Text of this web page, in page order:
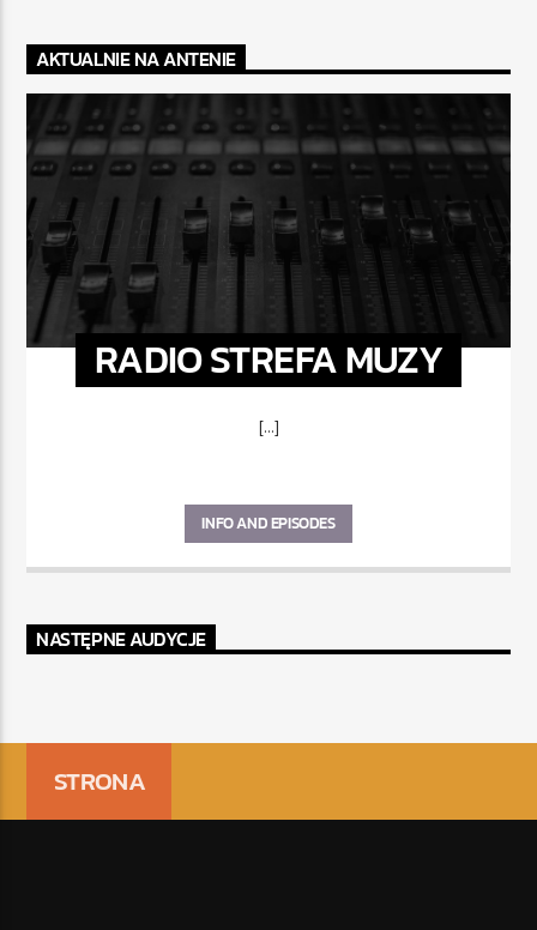
AKTUALNIE NA ANTENIE
RADIO STREFA MUZY
[...]
INFO AND EPISODES
NASTĘPNE AUDYCJE
STRONA